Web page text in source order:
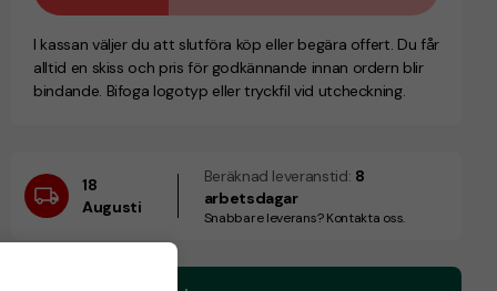
I kassan väljer du att slutföra köp eller begära offert. Du får
alltid en skiss och pris för godkännande innan ordern blir
bindande. Bifoga logotyp eller tryckfil vid utcheckning.
18
Augusti
Beräknad leveranstid: 8
arbetsdagar
Snabbare leverans? Kontakta oss.